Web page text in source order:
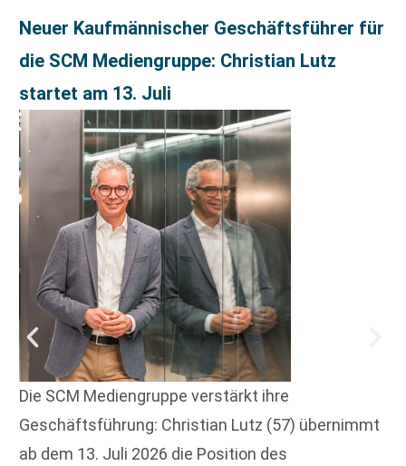
Neuer Kaufmännischer Geschäftsführer für
die SCM Mediengruppe: Christian Lutz
startet am 13. Juli
Die SCM Mediengruppe verstärkt ihre
Geschäftsführung: Christian Lutz (57) übernimmt
ab dem 13. Juli 2026 die Position des